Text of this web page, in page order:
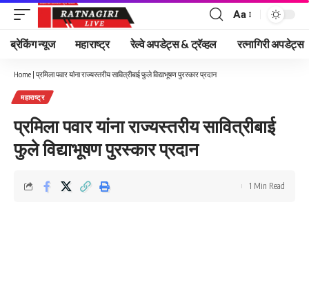
Font
Resizer
Aa
ब्रेकिंग न्यूज महाराष्ट्र रेल्वे अपडेट्स & ट्रॅव्हल रत्नागिरी अपडेट्स
Home | प्रमिला पवार यांना राज्यस्तरीय सावित्रीबाई फुले विद्याभूषण पुरस्कार प्रदान
महाराष्ट्र
प्रमिला पवार यांना राज्यस्तरीय सावित्रीबाई
फुले विद्याभूषण पुरस्कार प्रदान
1 Min Read